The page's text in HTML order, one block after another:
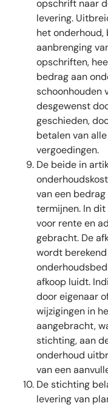
opschrift naar
levering.
het
aanbrenging
opschriften,
bedrag aan
schoonhouden
desgewenst
geschieden,
betalen van
vergoedingen.
De beide in
van een
termijnen. In
voor rente en
gebracht. De
wordt
afkoop luidt.
door eigenaar
wijzigingen in
aangebracht,
stichting, aan
onderhoud
van een
De stichting
levering van